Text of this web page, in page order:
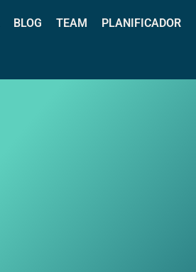
BLOG TEAM PLANIFICADOR